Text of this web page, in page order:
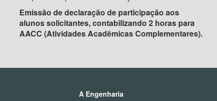
Emissão de declaração de participação aos
alunos solicitantes, contabilizando 2 horas para
AACC (Atividades Acadêmicas Complementares).
A Engenharia